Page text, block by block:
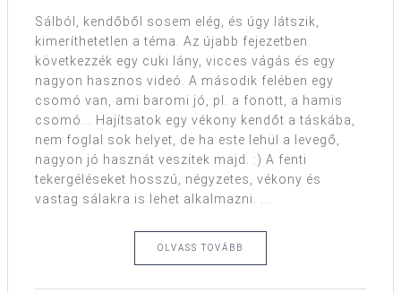
Sálból, kendőből sosem elég, és úgy látszik,
kimeríthetetlen a téma. Az újabb fejezetben
következzék egy cuki lány, vicces vágás és egy
nagyon hasznos videó. A második felében egy
csomó van, ami baromi jó, pl. a fonott, a hamis
csomó... Hajítsatok egy vékony kendőt a táskába,
nem foglal sok helyet, de ha este lehül a levegő,
nagyon jó hasznát veszitek majd. :) A fenti
tekergéléseket hosszú, négyzetes, vékony és
vastag sálakra is lehet alkalmazni. ...
OLVASS TOVÁBB